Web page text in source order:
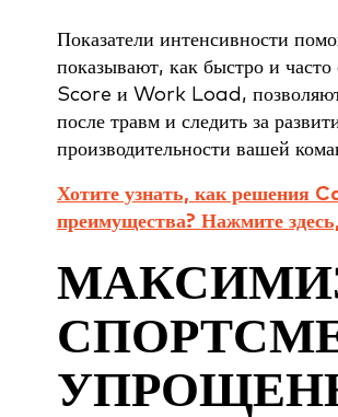
Показатели интенсивности
показывают, как быстро и
Score и Work Load, позволяют
после травм и следить за
производительности вашей
Хотите узнать, как решения
преимущества? Нажмите